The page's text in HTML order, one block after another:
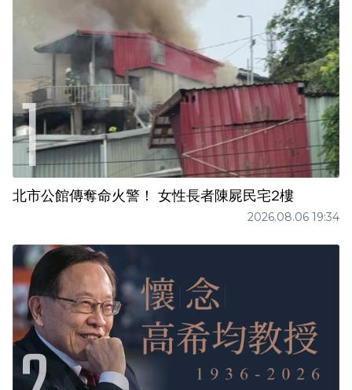
北市公館傳奪命火警！ 女性長者陳屍民宅2樓
2026.08.06 19:34